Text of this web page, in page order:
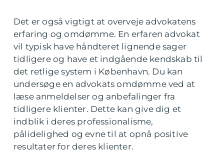
Det er også vigtigt at overveje advokatens
erfaring og omdømme. En erfaren advokat
vil typisk have håndteret lignende sager
tidligere og have et indgående kendskab til
det retlige system i København. Du kan
undersøge en advokats omdømme ved at
læse anmeldelser og anbefalinger fra
tidligere klienter. Dette kan give dig et
indblik i deres professionalisme,
pålidelighed og evne til at opnå positive
resultater for deres klienter.